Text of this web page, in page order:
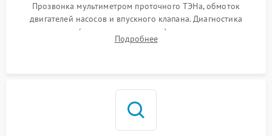
Прозвонка мультиметром проточного ТЭНа, обмоток
двигателей насосов и впускного клапана. Диагностика
прессостата (датчика уровня воды), датчика мутности,
концевика дверцы и электронного модуля управления.
Подробнее